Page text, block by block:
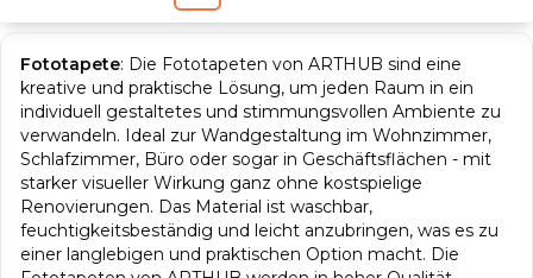
Fototapete: Die Fototapeten von ARTHUB sind eine
kreative und praktische Lösung, um jeden Raum in ein
individuell gestaltetes und stimmungsvollen Ambiente zu
verwandeln. Ideal zur Wandgestaltung im Wohnzimmer,
Schlafzimmer, Büro oder sogar in Geschäftsflächen - mit
starker visueller Wirkung ganz ohne kostspielige
Renovierungen. Das Material ist waschbar,
feuchtigkeitsbeständig und leicht anzubringen, was es zu
einer langlebigen und praktischen Option macht. Die